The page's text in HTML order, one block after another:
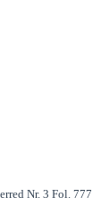
Nr. 3 Fol. 777